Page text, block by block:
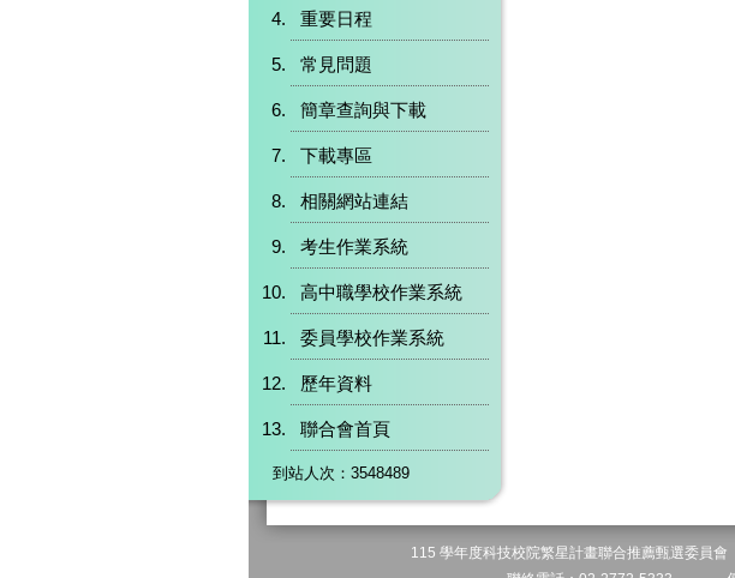
重要日程
常見問題
簡章查詢與下載
下載專區
相關網站連結
考生作業系統
高中職學校作業系統
委員學校作業系統
歷年資料
聯合會首頁
到站人次：3548489
115 學年度科技校院繁星計畫聯合推薦甄選委員